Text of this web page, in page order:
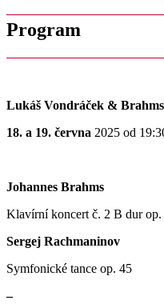
Program
Lukáš Vondráček &
18. a 19. června 2025 od
Johannes Brahms
Klavírní koncert č. 2 B dur op.
Sergej Rachmaninov
Symfonické tance op. 45
–